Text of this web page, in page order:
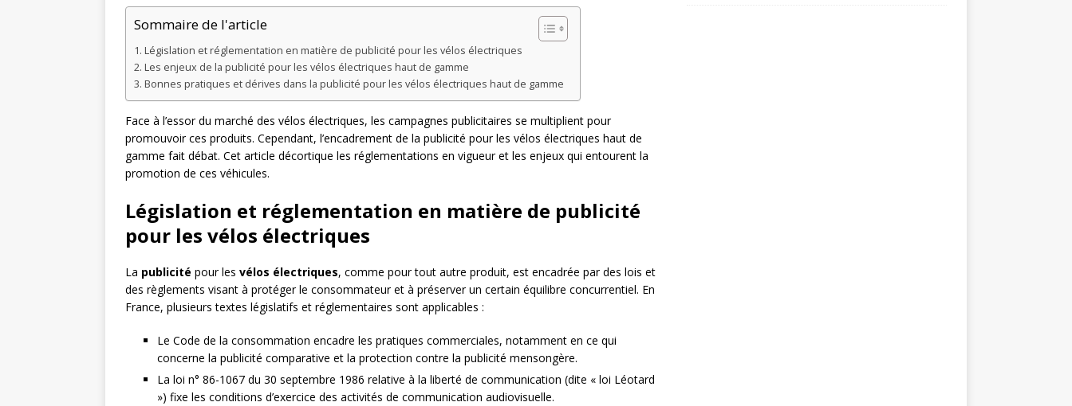
Sommaire de l'article
Législation et réglementation en matière de publicité pour les vélos électriques
Les enjeux de la publicité pour les vélos électriques haut de gamme
Bonnes pratiques et dérives dans la publicité pour les vélos électriques haut de gamme
Face à l’essor du marché des vélos électriques, les campagnes publicitaires se multiplient pour
promouvoir ces produits. Cependant, l’encadrement de la publicité pour les vélos électriques haut de
gamme fait débat. Cet article décortique les réglementations en vigueur et les enjeux qui entourent la
promotion de ces véhicules.
Législation et réglementation en matière de publicité
pour les vélos électriques
La publicité pour les vélos électriques, comme pour tout autre produit, est encadrée par des lois et
des règlements visant à protéger le consommateur et à préserver un certain équilibre concurrentiel. En
France, plusieurs textes législatifs et réglementaires sont applicables :
Le Code de la consommation encadre les pratiques commerciales, notamment en ce qui
concerne la publicité comparative et la protection contre la publicité mensongère.
La loi n° 86-1067 du 30 septembre 1986 relative à la liberté de communication (dite « loi Léotard
») fixe les conditions d’exercice des activités de communication audiovisuelle.